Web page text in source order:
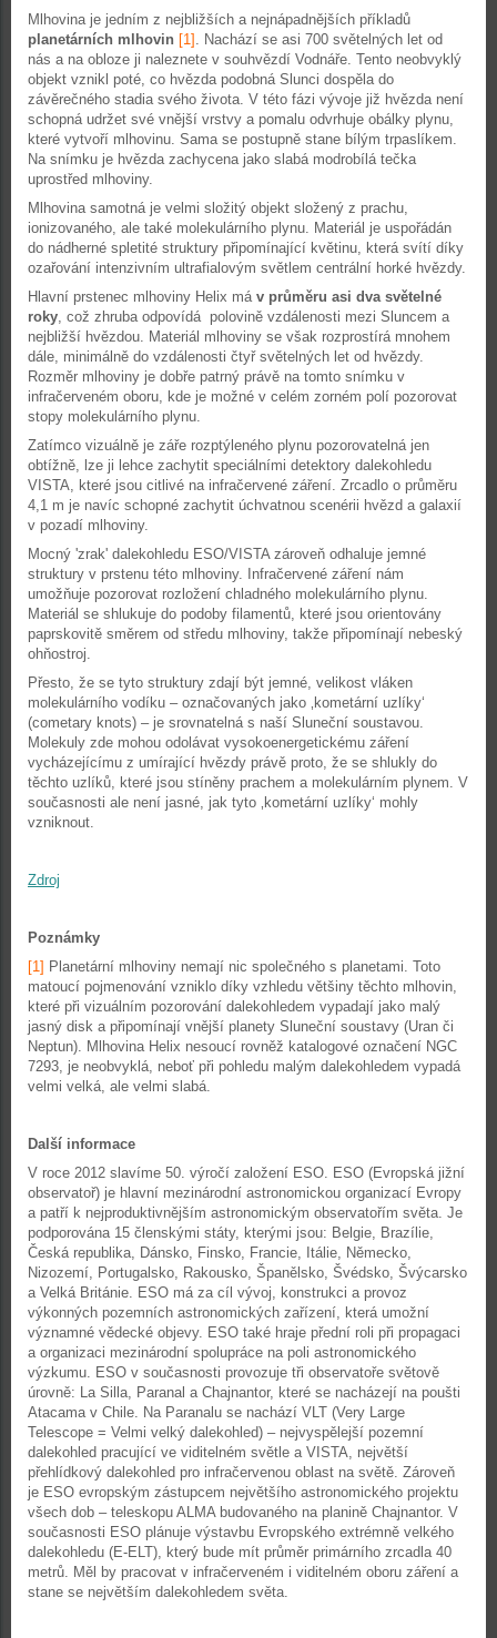
Mlhovina je jedním z nejbližších a nejnápadnějších příkladů
planetárních mlhovin [1] . Nachází se asi 700 světelných let od
nás a na obloze ji naleznete v souhvězdí Vodnáře. Tento neobvyklý
objekt vznikl poté, co hvězda podobná Slunci dospěla do
závěrečného stadia svého života. V této fázi vývoje již hvězda není
schopná udržet své vnější vrstvy a pomalu odvrhuje obálky plynu,
které vytvoří mlhovinu. Sama se postupně stane bílým trpaslíkem.
Na snímku je hvězda zachycena jako slabá modrobílá tečka
uprostřed mlhoviny.
Mlhovina samotná je velmi složitý objekt složený z prachu,
ionizovaného, ale také molekulárního plynu. Materiál je uspořádán
do nádherné spletité struktury připomínající květinu, která svítí díky
ozařování intenzivním ultrafialovým světlem centrální horké hvězdy.
Hlavní prstenec mlhoviny Helix má v průměru asi dva světelné
roky, což zhruba odpovídá polovině vzdálenosti mezi Sluncem a
nejbližší hvězdou. Materiál mlhoviny se však rozprostírá mnohem
dále, minimálně do vzdálenosti čtyř světelných let od hvězdy.
Rozměr mlhoviny je dobře patrný právě na tomto snímku v
infračerveném oboru, kde je možné v celém zorném polí pozorovat
stopy molekulárního plynu.
Zatímco vizuálně je záře rozptýleného plynu pozorovatelná jen
obtížně, lze ji lehce zachytit speciálními detektory dalekohledu
VISTA, které jsou citlivé na infračervené záření. Zrcadlo o průměru
4,1 m je navíc schopné zachytit úchvatnou scenérii hvězd a galaxií
v pozadí mlhoviny.
Mocný 'zrak' dalekohledu ESO/VISTA zároveň odhaluje jemné
struktury v prstenu této mlhoviny. Infračervené záření nám
umožňuje pozorovat rozložení chladného molekulárního plynu.
Materiál se shlukuje do podoby filamentů, které jsou orientovány
paprskovitě směrem od středu mlhoviny, takže připomínají nebeský
ohňostroj.
Přesto, že se tyto struktury zdají být jemné, velikost vláken
molekulárního vodíku – označovaných jako ‚kometární uzlíky‘
(cometary knots) – je srovnatelná s naší Sluneční soustavou.
Molekuly zde mohou odolávat vysokoenergetickému záření
vycházejícímu z umírající hvězdy právě proto, že se shlukly do
těchto uzlíků, které jsou stíněny prachem a molekulárním plynem. V
současnosti ale není jasné, jak tyto ‚kometární uzlíky‘ mohly
vzniknout.
Zdroj
Poznámky
[1] Planetární mlhoviny nemají nic společného s planetami. Toto
matoucí pojmenování vzniklo díky vzhledu většiny těchto mlhovin,
které při vizuálním pozorování dalekohledem vypadají jako malý
jasný disk a připomínají vnější planety Sluneční soustavy (Uran či
Neptun). Mlhovina Helix nesoucí rovněž katalogové označení NGC
7293, je neobvyklá, neboť při pohledu malým dalekohledem vypadá
velmi velká, ale velmi slabá.
Další informace
V roce 2012 slavíme 50. výročí založení ESO. ESO (Evropská jižní
observatoř) je hlavní mezinárodní astronomickou organizací Evropy
a patří k nejproduktivnějším astronomickým observatořím světa. Je
podporována 15 členskými státy, kterými jsou: Belgie, Brazílie,
Česká republika, Dánsko, Finsko, Francie, Itálie, Německo,
Nizozemí, Portugalsko, Rakousko, Španělsko, Švédsko, Švýcarsko
a Velká Británie. ESO má za cíl vývoj, konstrukci a provoz
výkonných pozemních astronomických zařízení, která umožní
významné vědecké objevy. ESO také hraje přední roli při propagaci
a organizaci mezinárodní spolupráce na poli astronomického
výzkumu. ESO v současnosti provozuje tři observatoře světově
úrovně: La Silla, Paranal a Chajnantor, které se nacházejí na poušti
Atacama v Chile. Na Paranalu se nachází VLT (Very Large
Telescope = Velmi velký dalekohled) – nejvyspělejší pozemní
dalekohled pracující ve viditelném světle a VISTA, největší
přehlídkový dalekohled pro infračervenou oblast na světě. Zároveň
je ESO evropským zástupcem největšího astronomického projektu
všech dob – teleskopu ALMA budovaného na planině Chajnantor. V
současnosti ESO plánuje výstavbu Evropského extrémně velkého
dalekohledu (E-ELT), který bude mít průměr primárního zrcadla 40
metrů. Měl by pracovat v infračerveném i viditelném oboru záření a
stane se největším dalekohledem světa.